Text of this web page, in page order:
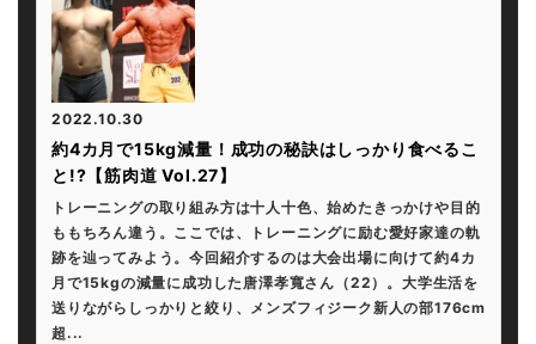
2022.10.30
約4カ月で15kg減量！成功の秘訣はしっかり食べるこ
と!?【筋肉道 Vol.27】
トレーニングの取り組み方は十人十色、始めたきっかけや目的
ももちろん違う。ここでは、トレーニングに励む愛好家達の軌
跡を辿ってみよう。今回紹介するのは大会出場に向けて約4カ
月で15kgの減量に成功した唐澤孝寬さん（22）。大学生活を
送りながらしっかりと絞り、メンズフィジーク新人の部176cm
超...